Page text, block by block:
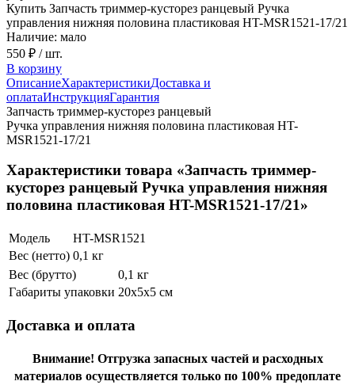
Купить Запчасть триммер-кусторез ранцевый Ручка
управления нижняя половина пластиковая HT-MSR1521-17/21
Наличие: мало
550 ₽ / шт.
В корзину
ОписаниеХарактеристикиДоставка и
оплатаИнструкцияГарантия
Запчасть триммер-кусторез ранцевый
Ручка управления нижняя половина пластиковая HT-
MSR1521-17/21
Характеристики товара «Запчасть триммер-
кусторез ранцевый Ручка управления нижняя
половина пластиковая HT-MSR1521-17/21»
Модель
HT-MSR1521
Вес (нетто) 0,1 кг
Вес (брутто)
0,1 кг
Габариты упаковки 20х5х5 см
Доставка и оплата
Внимание! Отгрузка запасных частей и расходных
материалов осуществляется только по 100% предоплате